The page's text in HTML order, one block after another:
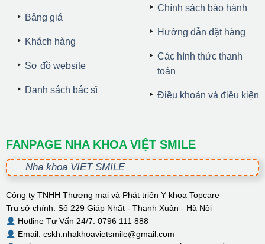
Bảng giá
Khách hàng
Sơ đồ website
Danh sách bác sĩ
Chính sách bảo hành
Hướng dẫn đặt hàng
Các hình thức thanh
toán
Điều khoản và điều kiện
FANPAGE NHA KHOA VIỆT SMILE
Nha khoa VIET SMILE
Công ty TNHH Thương mại và Phát triển Y khoa Topcare
Trụ sở chính: Số 229 Giáp Nhất - Thanh Xuân - Hà Nội
Hotline Tư Vấn 24/7: 0796 111 888
Email: cskh.nhakhoavietsmile@gmail.com